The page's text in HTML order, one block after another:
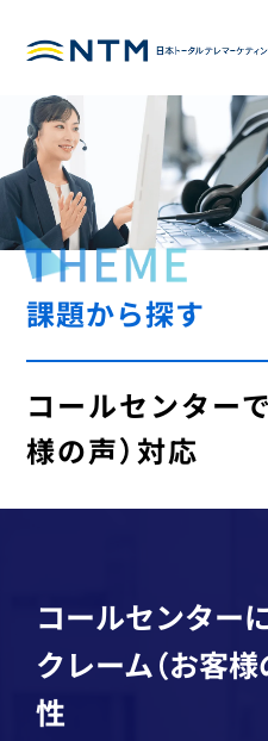
課題から探す
コールセンター
様の声）対応
コールセンター
クレーム（お客
性